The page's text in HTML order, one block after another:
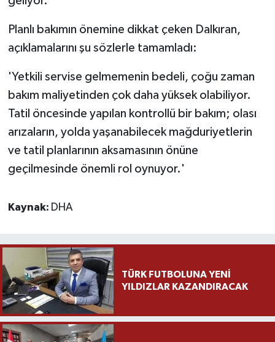
Planlı bakımın önemine dikkat çeken Dalkıran,
açıklamalarını şu sözlerle tamamladı:
'Yetkili servise gelmemenin bedeli, çoğu zaman
bakım maliyetinden çok daha yüksek olabiliyor.
Tatil öncesinde yapılan kontrollü bir bakım; olası
arızaların, yolda yaşanabilecek mağduriyetlerin
ve tatil planlarının aksamasının önüne
geçilmesinde önemli rol oynuyor.'
Kaynak: DHA
TÜRK FUTBOLUNA YENİ
YILDIZLAR KAZANDIRACAK